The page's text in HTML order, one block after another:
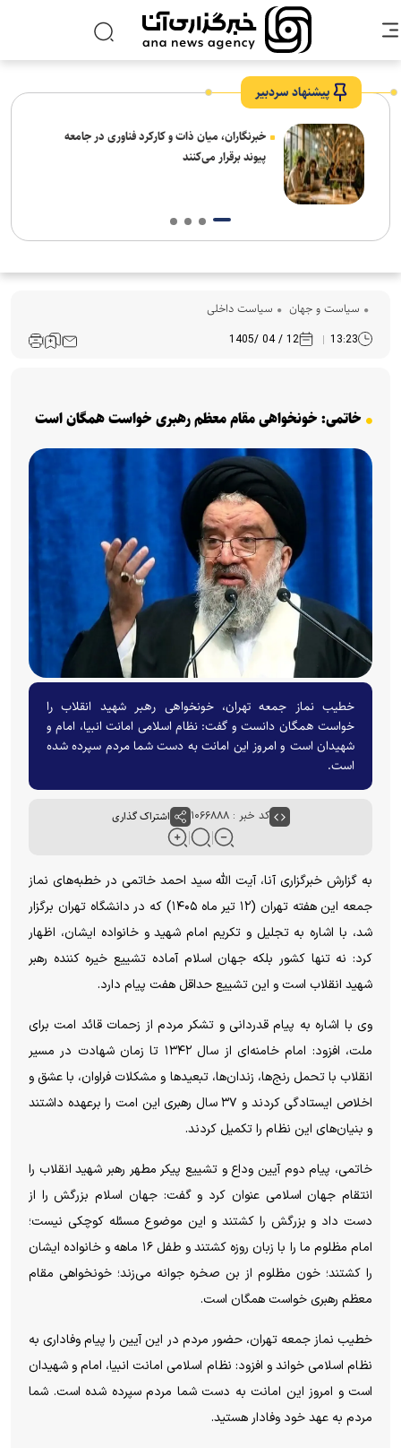
پیشنهاد سردبیر
خبرنگاران، میان ذات و کارکرد فناوری در جامعه
پیوند برقرار می‌کنند
سیاست و جهان سیاست داخلی
13:23
12 / 04 /1405
خاتمی: خونخواهی مقام معظم رهبری خواست همگان است
خطیب نماز جمعه تهران، خونخواهی رهبر شهید انقلاب را
خواست همگان دانست و گفت: نظام اسلامی امانت انبیا، امام و
شهیدان است و امروز این امانت به دست شما مردم سپرده شده
است.
کد خبر : ۱۰۶۶۸۸۸ اشتراک گذاری
به گزارش خبرگزاری آنا، آیت الله سید احمد خاتمی در خطبه‌های نماز
جمعه این هفته تهران (۱۲ تیر ماه ۱۴۰۵) که در دانشگاه تهران برگزار
شد، با اشاره به تجلیل و تکریم امام شهید و خانواده ایشان، اظهار
کرد: نه تنها کشور بلکه جهان اسلام آماده تشییع خیره کننده رهبر
شهید انقلاب است و این تشییع حداقل هفت پیام دارد.
وی با اشاره به پیام قدردانی و تشکر مردم از زحمات قائد امت برای
ملت، افزود: امام خامنه‌ای از سال ۱۳۴۲ تا زمان شهادت در مسیر
انقلاب با تحمل رنج‌ها، زندان‌ها، تبعید‌ها و مشکلات فراوان، با عشق و
اخلاص ایستادگی کردند و ۳۷ سال رهبری این امت را برعهده داشتند
و بنیان‌های این نظام را تکمیل کردند.
خاتمی، پیام دوم آیین وداع و تشییع پیکر مطهر رهبر شهید انقلاب را
انتقام جهان اسلامی عنوان کرد و گفت: جهان اسلام بزرگش را از
دست داد و بزرگش را کشتند و این موضوع مسئله کوچکی نیست؛
امام مظلوم ما را با زبان روزه کشتند و طفل ۱۶ ماهه و خانواده ایشان
را کشتند؛ خون مظلوم از بن صخره جوانه می‌زند؛ خونخواهی مقام
معظم رهبری خواست همگان است.
خطیب نماز جمعه تهران، حضور مردم در این آیین را پیام وفاداری به
نظام اسلامی خواند و افزود: نظام اسلامی امانت انبیا، امام و شهیدان
است و امروز این امانت به دست شما مردم سپرده شده است. شما
مردم به عهد خود وفادار هستید.